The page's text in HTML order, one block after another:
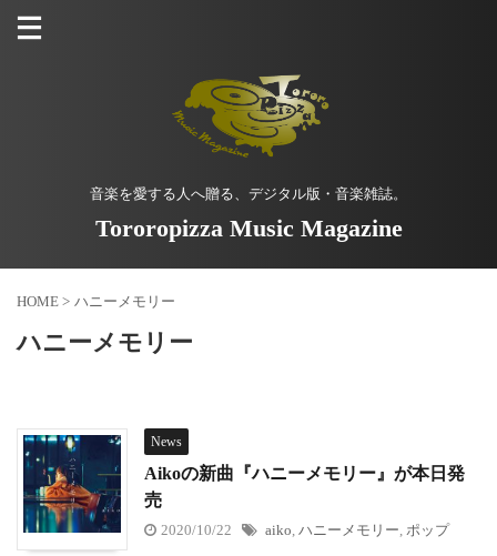
音楽を愛する人へ贈る、デジタル版・音楽雑誌。
Tororopizza Music Magazine
HOME > ハニーメモリー
ハニーメモリー
News
Aikoの新曲『ハニーメモリー』が本日発
売
2020/10/22 aiko ハニーメモリー ポップ